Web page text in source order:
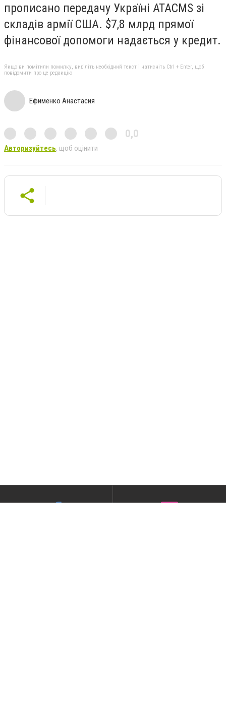
прописано передачу Україні ATACMS зі
складів армії США. $7,8 млрд прямої
фінансової допомоги надається у кредит.
Якщо ви помітили помилку, виділіть необхідний текст і натисніть Ctrl + Enter, щоб
повідомити про це редакцію
Ефименко Анастасия
0,0
Авторизуйтесь, щоб оцінити